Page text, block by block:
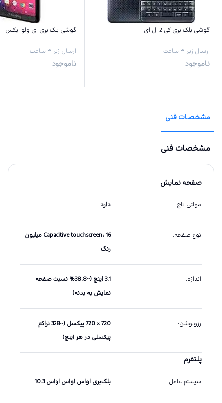
گوشی بلک بری کی 2 ال ای
ارسال زیر ۳ ساعت
ناموجود
گوشی بلک بری ای ولو ایکس
ارسال زیر ۳ ساعت
ناموجود
مشخصات فنی
مشخصات فنی
صفحه نمایش
مولتی تاچ: دارد
نوع صفحه:
Capacitive touchscreen، 16 میلیون
رنگ
اندازه:
3.1 اینچ (~38.8% نسبت صفحه
نمایش به بدنه)
رزولوشن:
720 × 720 پیکسل (~328 تراکم
پیکسلی در هر اینچ)
پلتفرم
سیستم عامل: بلک‌بری او‌اس او‌اس او‌اس 10.3